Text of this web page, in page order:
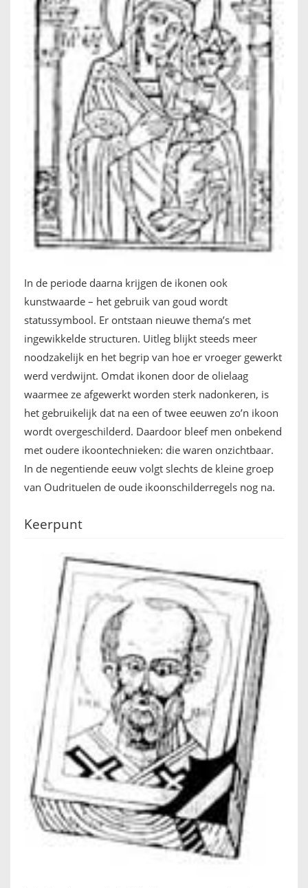
In de periode daarna krijgen de ikonen ook
kunstwaarde – het gebruik van goud wordt
statussymbool. Er ontstaan nieuwe thema’s met
ingewikkelde structuren. Uitleg blijkt steeds meer
noodzakelijk en het begrip van hoe er vroeger gewerkt
werd verdwijnt. Omdat ikonen door de olielaag
waarmee ze afgewerkt worden sterk nadonkeren, is
het gebruikelijk dat na een of twee eeuwen zo’n ikoon
wordt overgeschilderd. Daardoor bleef men onbekend
met oudere ikoontechnieken: die waren onzichtbaar.
In de negentiende eeuw volgt slechts de kleine groep
van Oudrituelen de oude ikoonschilderregels nog na.
Keerpunt